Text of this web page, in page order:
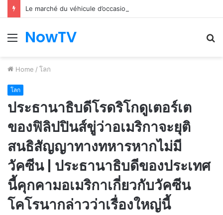
Le marché du véhicule d’occasion en plein essor
Menu
NowTV
Home / โลก
โลก
ประธานาธิบดีโรดริโกดูเตอร์เต
ของฟิลิปปินส์ขู่ว่าอเมริกาจะยุติ
สนธิสัญญาทางทหารหากไม่มี
วัคซีน | ประธานาธิบดีของประเทศ
นี้คุกคามอเมริกาเกี่ยวกับวัคซีน
โคโรนากล่าวว่าเรื่องใหญ่นี้